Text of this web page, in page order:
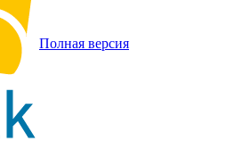
Полная версия